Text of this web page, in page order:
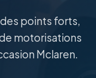
points forts,
motorisations
Mclaren.